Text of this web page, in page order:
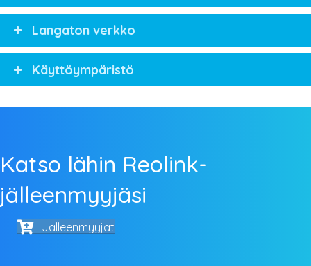
Langaton verkko
Käyttöympäristö
Katso lähin Reolink-
jälleenmyyjäsi
Jälleenmyyjät